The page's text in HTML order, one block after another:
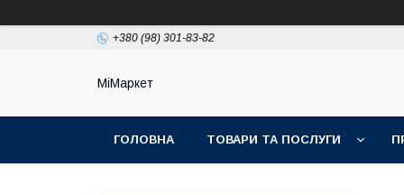
+380 (98) 301-83-82
МіМаркет
ГОЛОВНА ТОВАРИ ТА ПОСЛУГИ